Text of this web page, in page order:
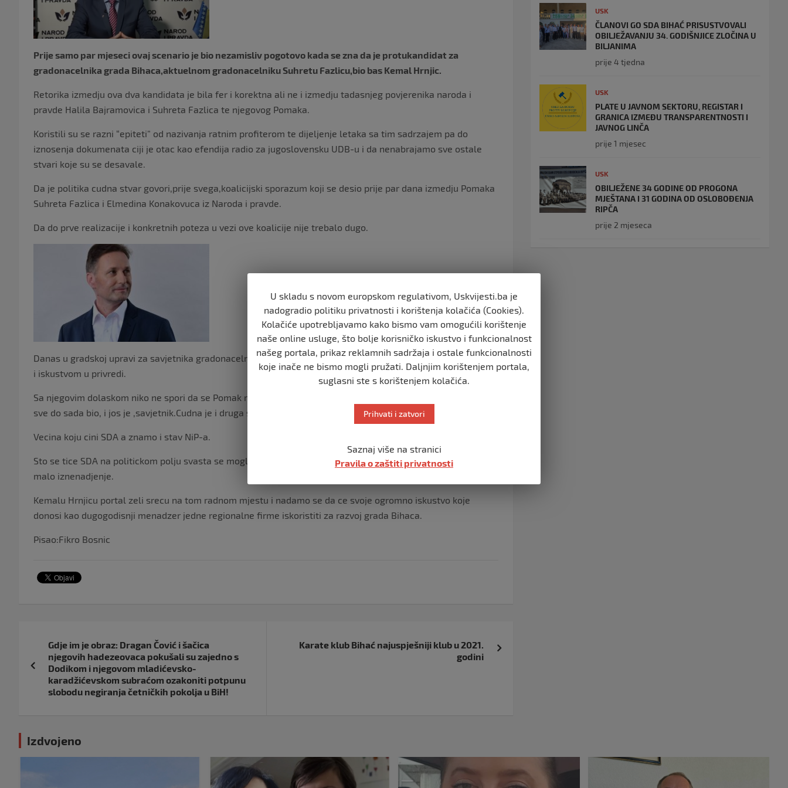
Prije samo par mjeseci ovaj scenario je bio nezamisliv pogotovo kada se zna da je protukandidat za
gradonacelnika grada Bihaca,aktuelnom gradonacelniku Suhretu Fazlicu,bio bas Kemal Hrnjic.
Retorika izmedju ova dva kandidata je bila fer i korektna ali ne i izmedju tadasnjeg povjerenika naroda i
pravde Halila Bajramovica i Suhreta Fazlica te njegovog Pomaka.
Koristili su se razni “epiteti” od nazivanja ratnim profiterom te dijeljenje letaka sa tim sadrzajem pa do
iznosenja dokumenata ciji je otac kao efendija radio za jugoslovensku UDB-u i da nenabrajamo sve ostale
stvari koje su se desavale.
Da je politika cudna stvar govori,prije svega,koalicijski sporazum koji se desio prije par dana izmedju Pomaka
Suhreta Fazlica i Elmedina Konakovuca iz Naroda i pravde.
Da do prve realizacije i konkretnih poteza u vezi ove koalicije nije trebalo dugo.
Danas u gradskoj upravi za savjetnika gradonacelnika imenovan je Kemal Hrnjic dipl.ecc.sa ogromnim radom
i iskustvom u privredi.
Sa njegovim dolaskom niko ne spori da se Pomak moze ocekivati u vise oblasti pogotovo kada znamo ko je
sve do sada bio, i jos je ,savjetnik.Cudna je i druga stvar kako ce sve to funkcionisati.
Vecina koju cini SDA a znamo i stav NiP-a.
Sto se tice SDA na politickom polju svasta se moglo i moze ocekivati,ali ovo je ipak ako skromno mogu reci
malo iznenadjenje.
Kemalu Hrnjicu portal zeli srecu na tom radnom mjestu i nadamo se da ce svoje ogromno iskustvo koje
donosi kao dugogodisnji menadzer jedne regionalne firme iskoristiti za razvoj grada Bihaca.
Pisao:Fikro Bosnic
objava
Gdje im je obraz: Dragan Čović i šačica
njegovih hadezeovaca pokušali su zajedno s
Dodikom i njegovom mladićevsko-
karadžićevskom subraćom ozakoniti potpunu
slobodu negiranja četničkih pokolja u BiH!
Karate klub Bihać najuspješniji klub u 2021.
godini
USK
ČLANOVI GO SDA BIHAĆ PRISUSTVOVALI
OBILJEŽAVANJU 34. GODIŠNJICE ZLOČINA U
BILJANIMA
prije 4 tjedna
USK
PLATE U JAVNOM SEKTORU, REGISTAR I
GRANICA IZMEĐU TRANSPARENTNOSTI I
JAVNOG LINČA
prije 1 mjesec
USK
OBILJEŽENE 34 GODINE OD PROGONA
MJEŠTANA I 31 GODINA OD OSLOBOĐENJA
RIPČA
prije 2 mjeseca
Izdvojeno
U skladu s novom europskom regulativom, Uskvijesti.ba je
nadogradio politiku privatnosti i korištenja kolačića (Cookies).
Kolačiće upotrebljavamo kako bismo vam omogućili korištenje
naše online usluge, što bolje korisničko iskustvo i funkcionalnost
našeg portala, prikaz reklamnih sadržaja i ostale funkcionalnosti
koje inače ne bismo mogli pružati. Daljnjim korištenjem portala,
suglasni ste s korištenjem kolačića.
Prihvati i zatvori
Saznaj više na stranici
Pravila o zaštiti privatnosti